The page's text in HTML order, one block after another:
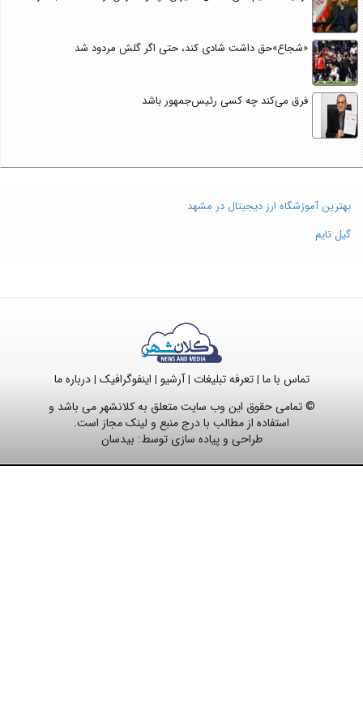
«شجاع»حق داشت شادی کند، حتی اگر گلش مردود شد
فرق می‌کند چه کسی رئیس‌جمهور باشد
بهترین آموزشگاه ارز دیجیتال در مشهد
گیل تایم
تماس با ما |تعرفه تبلیغات |آرشیو | اینفوگرافیک |درباره ما
© تمامی حقوق این وب سایت متعلق به کلانشهر می باشد و
استفاده از مطالب با درج منبع و لینک مجاز است.
طراحی و پیاده سازی توسط: بیدسان